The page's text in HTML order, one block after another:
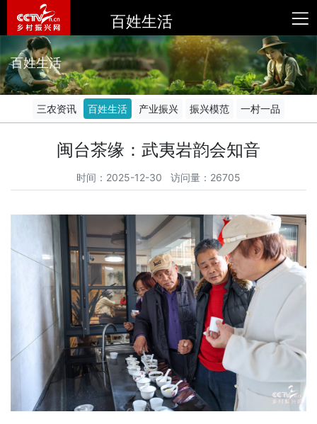
百姓生活
百姓生活
三农资讯 百姓生活 产业振兴 振兴模范 一村一品
闽台茶缘：武夷岩韵会知音
时间：2025-12-30 访问量：26705